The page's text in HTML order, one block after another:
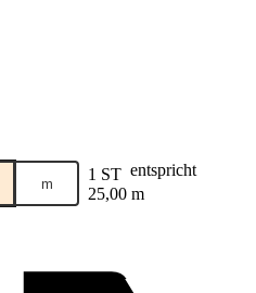
m 1 ST entspricht
25,00 m